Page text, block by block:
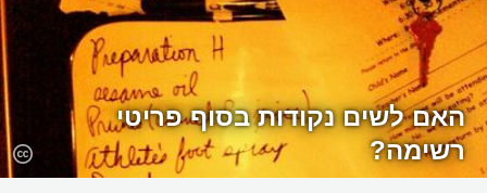
האם לשים נקודות בסוף פריטי
רשימה?